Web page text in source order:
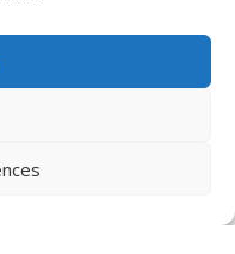
Droits Réservés. |